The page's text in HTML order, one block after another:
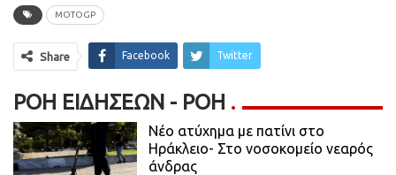
MOTOGP
Share Facebook Twitter
ΡΟΉ ΕΙΔΉΣΕΩΝ - ΡΟΗ
Νέο ατύχημα με πατίνι στο
Ηράκλειο- Στο νοσοκομείο νεαρός
άνδρας